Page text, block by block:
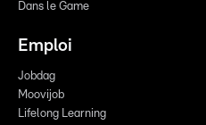
Dans le Game
Emploi
Jobdag
Moovijob
Lifelong Learning